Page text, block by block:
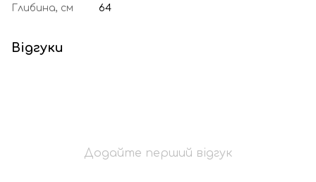
Глибина, см
64
Відгуки
Додайте перший відгук